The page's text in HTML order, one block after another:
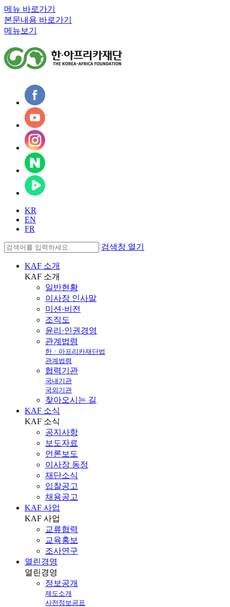
메뉴 바로가기
본문내용 바로가기
메뉴보기
KR
EN
FR
검색창 열기
KAF 소개
KAF 소개
일반현황
이사장 인사말
미션·비전
조직도
윤리·인권경영
관계법령
한ㆍ아프리카재단법
관계법령
협력기관
국내기관
국외기관
찾아오시는 길
KAF 소식
KAF 소식
공지사항
보도자료
언론보도
이사장 동정
재단소식
입찰공고
채용공고
KAF 사업
KAF 사업
교류협력
교육홍보
조사연구
열린경영
열린경영
정보공개
제도소개
사전정보공표